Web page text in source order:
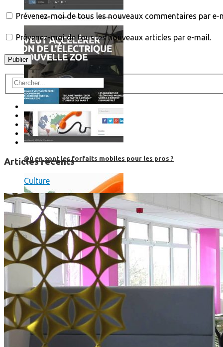
Où en sont les forfaits mobiles pour les pros ?
SmartPhone
Prévenez-moi de tous les nouveaux commentaires par e-
Prévenez-moi de tous les nouveaux articles par e-mail.
Articles récents
Culture